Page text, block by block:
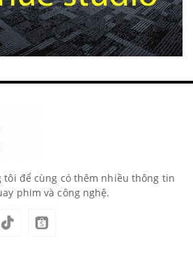
tôi để cùng có thêm nhiều thông tin
phim và công nghệ.